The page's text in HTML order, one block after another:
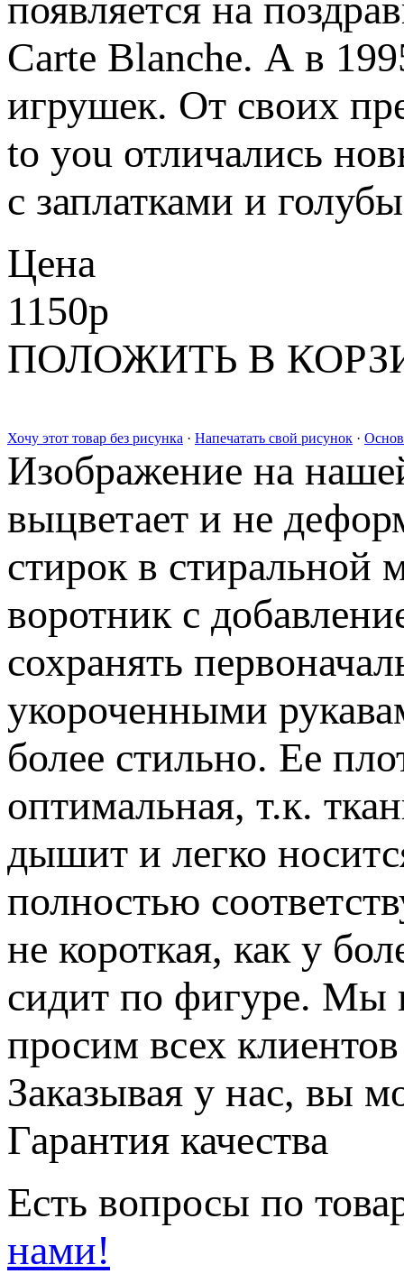
появляется на
Carte Blanche. А в
игрушек. От своих
to you отличались
с заплатками и
Цена
1150p
ПОЛОЖИТЬ В
Хочу этот товар без рисунка · Напечатать свой рисунок ·
Изображение на
выцветает и не
стирок в
воротник с
сохранять
укороченными
более стильно. Ее
оптимальная, т.к.
дышит и легко
полностью
не короткая, как у
сидит по фигуре. Мы
просим всех
Заказывая у нас, вы
Гарантия качества
Есть вопросы по
нами!